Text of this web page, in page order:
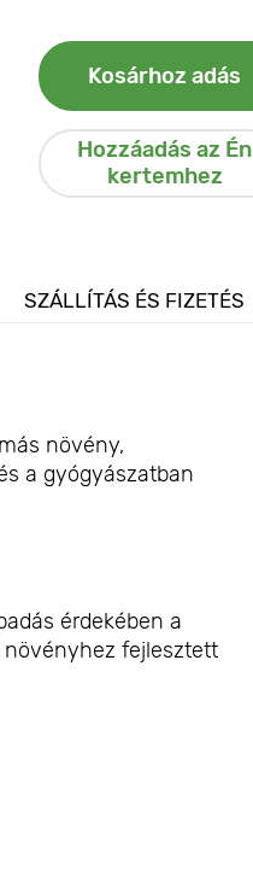
Kosárhoz adás
Hozzáadás az Én
kertemhez
SZÁLLÍTÁS ÉS FIZETÉS
növény,
a gyógyászatban
érdekében a
növényhez fejlesztett